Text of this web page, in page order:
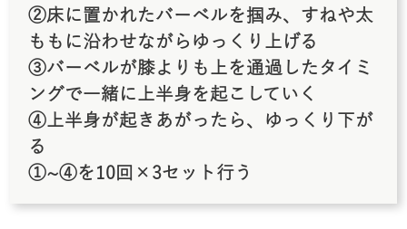
②床に置かれたバーベルを掴み、すねや太
ももに沿わせながらゆっくり上げる
③バーベルが膝よりも上を通過したタイミ
ングで一緒に上半身を起こしていく
④上半身が起きあがったら、ゆっくり下が
る
①~④を10回×3セット行う